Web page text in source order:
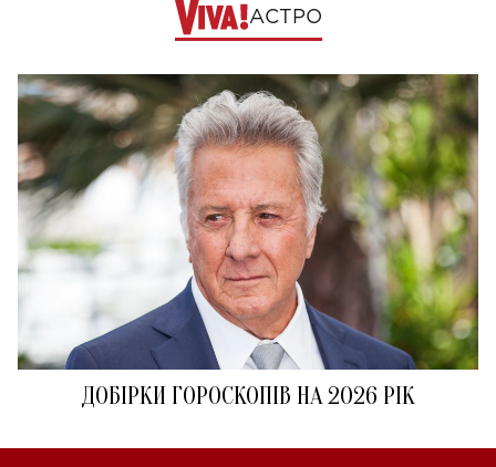
АСТРО
ДОБІРКИ ГОРОСКОПІВ НА 2026 РІК